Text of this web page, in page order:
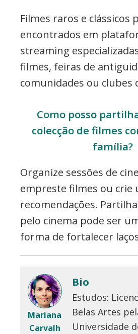
Filmes raros e clássicos
encontrados em
streaming
filmes, feiras de
comunidades ou clubes
Como posso
colecção de filmes
família?
Organize sessões de
empreste filmes ou crie
recomendações.
pelo cinema pode ser
forma de fortalecer
Mariana
Carvalh
Bio
Estudos:
Belas Artes
Universidade